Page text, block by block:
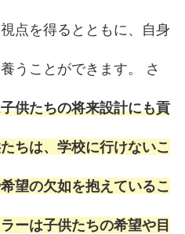
点を得るとともに、自身
うことができます。 さ
供たちの将来設計にも貢
ちは、学校に行けないこ
望の欠如を抱えているこ
ーは子供たちの希望や目